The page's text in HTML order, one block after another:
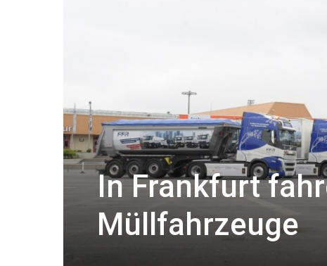
In Frankfurt
Müllfahrzeuge